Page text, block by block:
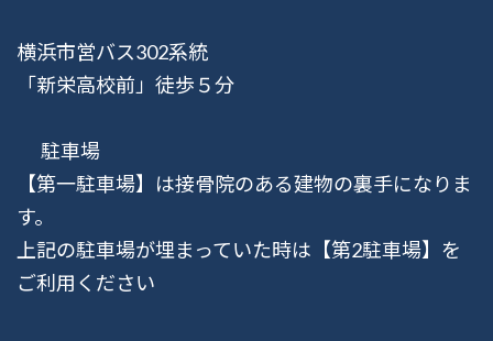
横浜市営バス302系統
「新栄高校前」徒歩５分
駐車場
【第一駐車場】は接骨院のある建物の裏手になりま
す。
上記の駐車場が埋まっていた時は【第2駐車場】を
ご利用ください